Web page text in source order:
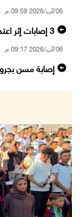
06/آب/2026 09:59 م
06/آب/2026 09:17 م
إصابة مسن
ورشة توصي
06/آب/2026 09:08 م
الرئيس يستقبل
06/آب/2026 08:36 م
جماهير شعبنا
06/آب/2026 08:33 م
Next